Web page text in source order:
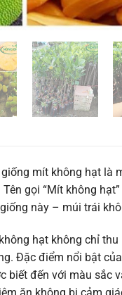
giống mít không hạt là
Tên gọi “Mít không
này – múi trái
hạt không chỉ
Đặc điểm nổi bật
biết đến với màu sắc